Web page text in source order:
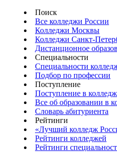
Поиск
Все колледжи России
Колледжи Москвы
Колледжи Санкт-
Дистанционное
Специальности
Специальности
Подбор по профессии
Поступление
Поступление в колледж
Все об образовании в
Словарь абитуриента
Рейтинги
«Лучший колледж
Рейтинги колледжей
Рейтинги